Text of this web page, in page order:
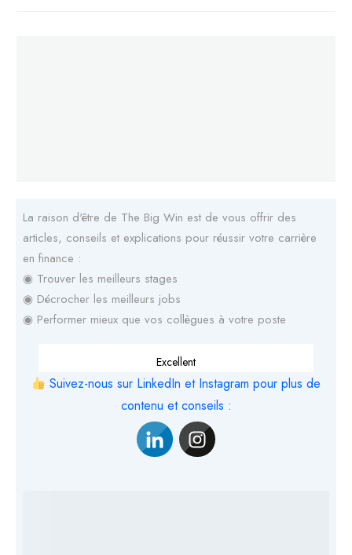
La raison d'être de The Big Win est de vous offrir des
articles, conseils et explications pour réussir votre carrière
en finance :
◉ Trouver les meilleurs stages
◉ Décrocher les meilleurs jobs
◉ Performer mieux que vos collègues à votre poste
Excellent
Suivez-nous sur LinkedIn et Instagram pour plus de
contenu et conseils :